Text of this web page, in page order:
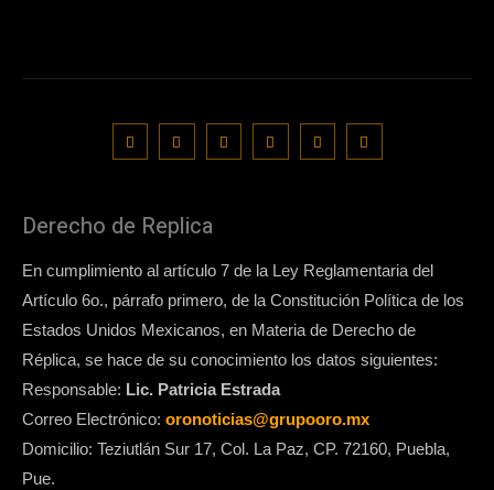
Derecho de Replica
En cumplimiento al artículo 7 de la Ley Reglamentaria del
Artículo 6o., párrafo primero, de la Constitución Política de los
Estados Unidos Mexicanos, en Materia de Derecho de
Réplica, se hace de su conocimiento los datos siguientes:
Responsable: Lic. Patricia Estrada
Correo Electrónico: oronoticias@grupooro.mx
Domicilio: Teziutlán Sur 17, Col. La Paz, CP. 72160, Puebla,
Pue.